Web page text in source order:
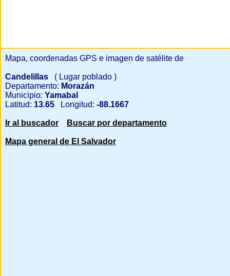
Mapa, coordenadas GPS e imagen de satélite de
Candelillas
( Lugar poblado )
Departamento: Morazán
Municipio: Yamabal
Latitud: 13.65 Longitud: -88.1667
Ir al buscador Buscar por departamento
Mapa general de El Salvador